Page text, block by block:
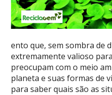
ento que, sem sombra de
extremamente valioso
preocupam com o meio
planeta e suas formas de
para saber quais são as